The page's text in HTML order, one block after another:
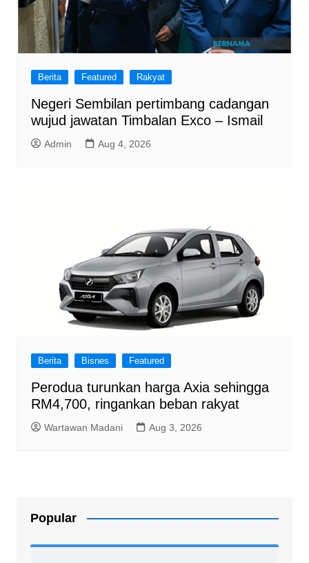
Berita Featured Rakyat
Negeri Sembilan pertimbang cadangan
wujud jawatan Timbalan Exco – Ismail
Admin Aug 4, 2026
Berita Bisnes Featured
Perodua turunkan harga Axia sehingga
RM4,700, ringankan beban rakyat
Wartawan Madani Aug 3, 2026
Popular